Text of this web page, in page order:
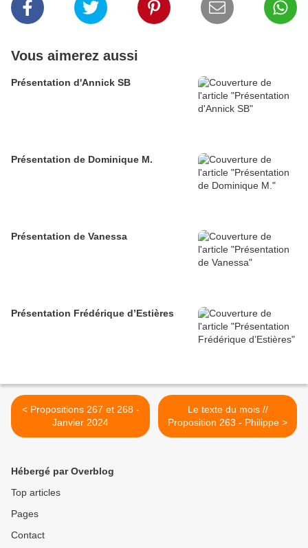
Vous aimerez aussi
Présentation d'Annick SB
Présentation de Dominique M.
Présentation de Vanessa
Présentation Frédérique d’Estières
< Propositions 267 et 268 -
Janvier 2024
Le texte du mois //
Proposition 263 - Philippe >
Hébergé par Overblog
Top articles
Pages
Contact